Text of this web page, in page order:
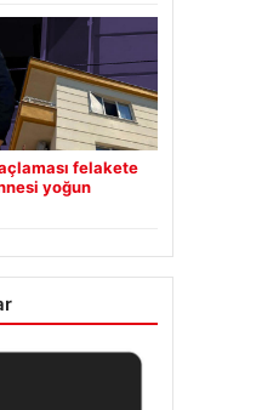
felakete
yoğun